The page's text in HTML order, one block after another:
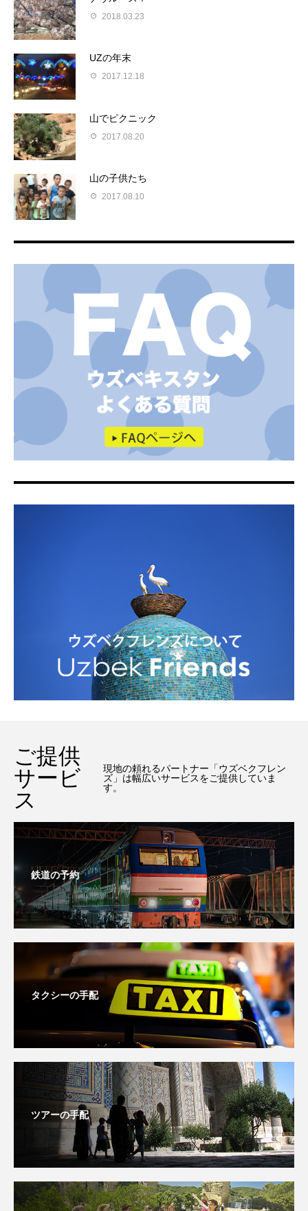
2018.03.23
UZの年末
2017.12.18
山でピクニック
2017.08.20
山の子供たち
2017.08.10
ご提供
サービ
ス
現地の頼れるパートナー「ウズベクフレン
ズ」は幅広いサービスをご提供していま
す。
鉄道の予約
タクシーの手配
ツアーの手配